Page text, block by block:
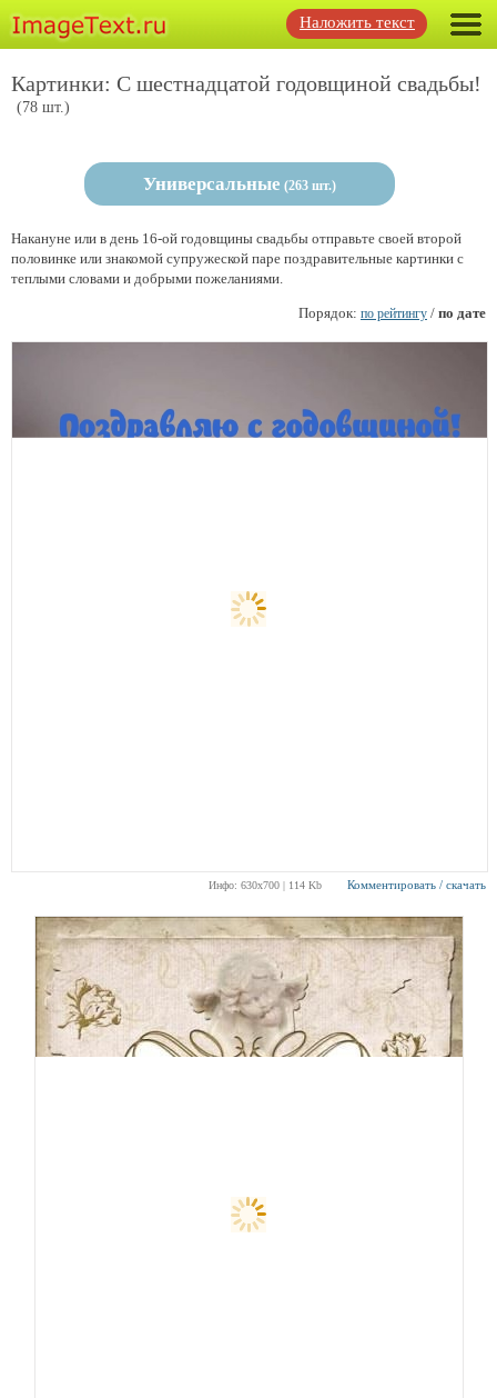
Наложить текст
Картинки: С шестнадцатой годовщиной свадьбы!
(78 шт.)
Универсальные (263 шт.)
Накануне или в день 16-ой годовщины свадьбы отправьте своей второй
половинке или знакомой супружеской паре поздравительные картинки с
теплыми словами и добрыми пожеланиями.
Порядок: по рейтингу / по дате
Инфо: 630х700 | 114 Kb Комментировать / скачать